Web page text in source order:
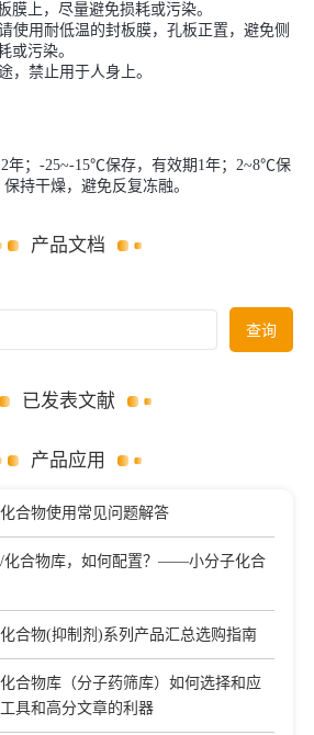
膜上，尽量避免损耗或污染。
使用耐低温的封板膜，孔板正置，避免侧
或污染。
，禁止用于人身上。
年；-25~-15℃保存，有效期1年；2~8℃保
持干燥，避免反复冻融。
产品文档
查询
已发表文献
产品应用
合物使用常见问题解答
化合物库，如何配置？——小分子化合
合物(抑制剂)系列产品汇总选购指南
合物库（分子药筛库）如何选择和应
具和高分文章的利器